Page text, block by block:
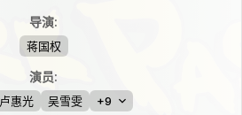
导演:
蒋国权
演员:
卢惠光 吴雪雯 +9